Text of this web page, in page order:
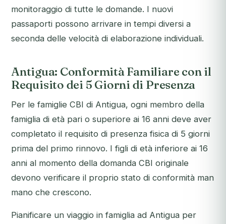
monitoraggio di tutte le domande. I nuovi
passaporti possono arrivare in tempi diversi a
seconda delle velocità di elaborazione individuali.
Antigua: Conformità Familiare con il
Requisito dei 5 Giorni di Presenza
Per le famiglie CBI di Antigua, ogni membro della
famiglia di età pari o superiore ai 16 anni deve aver
completato il requisito di presenza fisica di 5 giorni
prima del primo rinnovo. I figli di età inferiore ai 16
anni al momento della domanda CBI originale
devono verificare il proprio stato di conformità man
mano che crescono.
Pianificare un viaggio in famiglia ad Antigua per